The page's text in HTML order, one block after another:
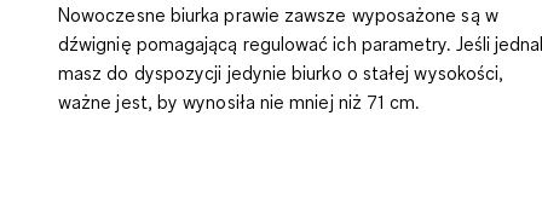
Nowoczesne biurka prawie zawsze wyposażone są w
dźwignię pomagającą regulować ich parametry. Jeśli
masz do dyspozycji jedynie biurko o stałej wysokości,
ważne jest, by wynosiła nie mniej niż 71 cm.